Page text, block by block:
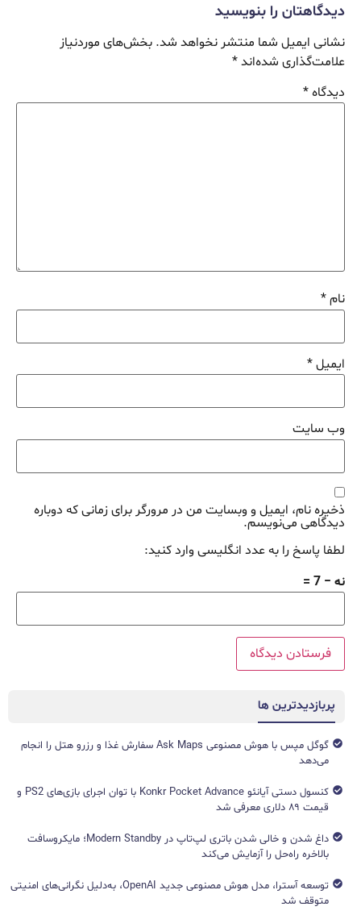
دیدگاهتان را بنویسید
نشانی ایمیل شما منتشر نخواهد شد. بخش‌های موردنیاز
علامت‌گذاری شده‌اند*
دیدگاه*
نام*
ایمیل*
وب‌ سایت
ذخیره نام، ایمیل و وبسایت من در مرورگر برای زمانی که دوباره
دیدگاهی می‌نویسم.
لطفا پاسخ را به عدد انگلیسی وارد کنید:
نه − 7 =
پربازدیدترین ها
گوگل مپس با هوش مصنوعی Ask Maps سفارش غذا و رزرو هتل را انجام
می‌دهد
کنسول دستی آیانئو Konkr Pocket Advance با توان اجرای بازی‌های PS2 و
قیمت ۸۹ دلاری معرفی شد
داغ شدن و خالی شدن باتری لپ‌تاپ در Modern Standby؛ مایکروسافت
بالاخره راه‌حل را آزمایش می‌کند
توسعه آسترا، مدل هوش مصنوعی جدید OpenAI، به‌دلیل نگرانی‌های امنیتی
متوقف شد